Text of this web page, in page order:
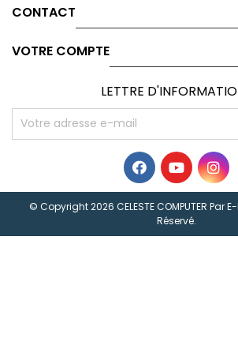
CONTACT
VOTRE COMPTE
LETTRE
© Copyright 2026 CELESTE COMPUTER ParE-
Réservé.